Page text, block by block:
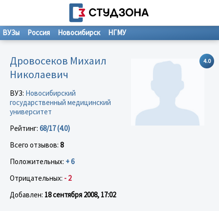
ВУЗы Россия Новосибирск НГМУ
4.0
Дровосеков Михаил
Николаевич
ВУЗ: Новосибирский
государственный медицинский
университет
Рейтинг: 68/17 (4.0)
Всего отзывов: 8
Положительных: + 6
Отрицательных: - 2
Добавлен: 18 сентября 2008, 17:02